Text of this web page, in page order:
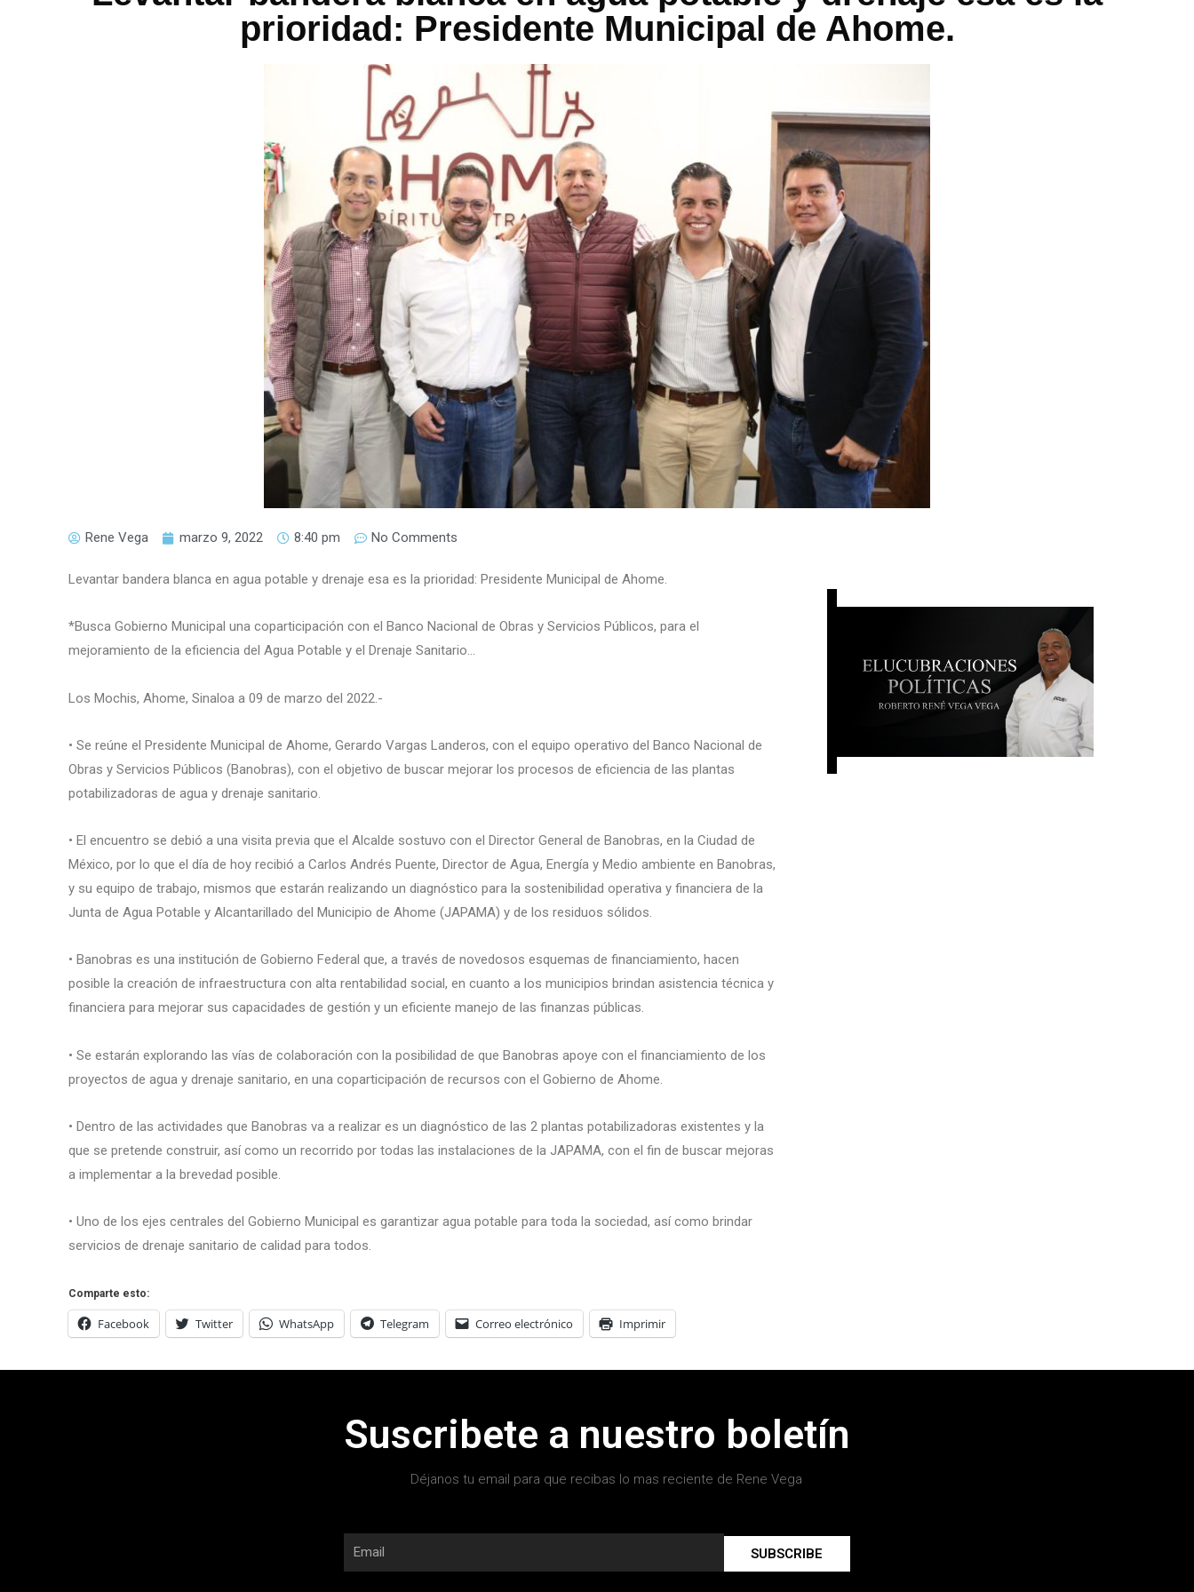
prioridad: Presidente Municipal de Ahome.
Rene Vega marzo 9, 2022 8:40 pm No Comments
Levantar bandera blanca en agua potable y drenaje esa es la prioridad: Presidente Municipal de Ahome.
*Busca Gobierno Municipal una coparticipación con el Banco Nacional de Obras y Servicios Públicos, para el
mejoramiento de la eficiencia del Agua Potable y el Drenaje Sanitario…
Los Mochis, Ahome, Sinaloa a 09 de marzo del 2022.-
• Se reúne el Presidente Municipal de Ahome, Gerardo Vargas Landeros, con el equipo operativo del Banco Nacional de
Obras y Servicios Públicos (Banobras), con el objetivo de buscar mejorar los procesos de eficiencia de las plantas
potabilizadoras de agua y drenaje sanitario.
• El encuentro se debió a una visita previa que el Alcalde sostuvo con el Director General de Banobras, en la Ciudad de
México, por lo que el día de hoy recibió a Carlos Andrés Puente, Director de Agua, Energía y Medio ambiente en Banobras,
y su equipo de trabajo, mismos que estarán realizando un diagnóstico para la sostenibilidad operativa y financiera de la
Junta de Agua Potable y Alcantarillado del Municipio de Ahome (JAPAMA) y de los residuos sólidos.
• Banobras es una institución de Gobierno Federal que, a través de novedosos esquemas de financiamiento, hacen
posible la creación de infraestructura con alta rentabilidad social, en cuanto a los municipios brindan asistencia técnica y
financiera para mejorar sus capacidades de gestión y un eficiente manejo de las finanzas públicas.
• Se estarán explorando las vías de colaboración con la posibilidad de que Banobras apoye con el financiamiento de los
proyectos de agua y drenaje sanitario, en una coparticipación de recursos con el Gobierno de Ahome.
• Dentro de las actividades que Banobras va a realizar es un diagnóstico de las 2 plantas potabilizadoras existentes y la
que se pretende construir, así como un recorrido por todas las instalaciones de la JAPAMA, con el fin de buscar mejoras
a implementar a la brevedad posible.
• Uno de los ejes centrales del Gobierno Municipal es garantizar agua potable para toda la sociedad, así como brindar
servicios de drenaje sanitario de calidad para todos.
Comparte esto:
Facebook Twitter WhatsApp Telegram Correo electrónico Imprimir
Suscribete a nuestro boletín
Déjanos tu email para que recibas lo mas reciente de Rene Vega
SUBSCRIBE